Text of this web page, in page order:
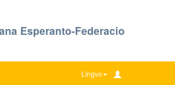
Esperanto-Federacio
Lingvo